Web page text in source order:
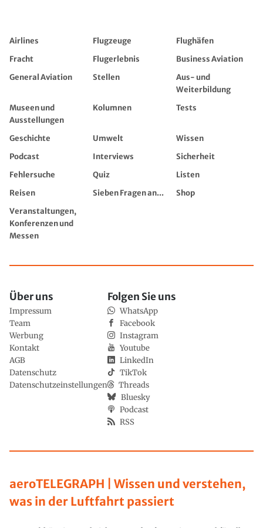
Airlines Flugzeuge
Flughäfen
Fracht
Flugerlebnis
Business Aviation
General Aviation
Stellen
Aus- und
Weiterbildung
Museen und
Ausstellungen
Kolumnen Tests
Geschichte Umwelt
Wissen
Podcast
Interviews
Sicherheit
Fehlersuche
Quiz
Listen
Reisen
Sieben Fragen an...
Shop
Veranstaltungen,
Konferenzen und
Messen
aeroTELEGRAPH | Wissen und verstehen,
was in der Luftfahrt passiert
Über uns
Impressum
Team
Werbung
Kontakt
AGB
Datenschutz
Datenschutzeinstellungen
Folgen Sie uns
WhatsApp
Facebook
Instagram
Youtube
LinkedIn
TikTok
Threads
Bluesky
Podcast
RSS